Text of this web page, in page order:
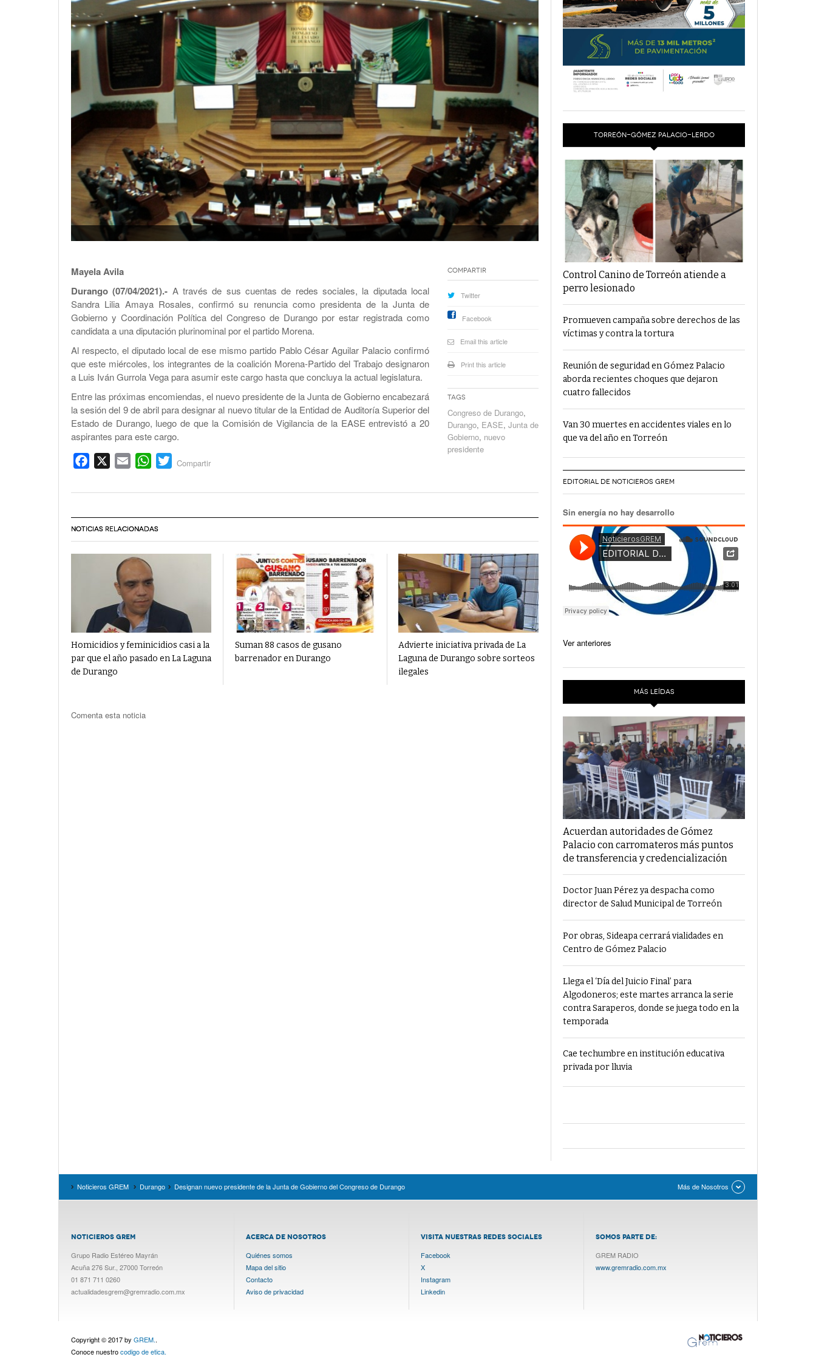
Mayela Avila
Durango (07/04/2021).- A través de sus cuentas de redes sociales, la diputada local
Sandra Lilia Amaya Rosales, confirmó su renuncia como presidenta de la Junta de
Gobierno y Coordinación Política del Congreso de Durango por estar registrada como
candidata a una diputación plurinominal por el partido Morena.
Al respecto, el diputado local de ese mismo partido Pablo César Aguilar Palacio confirmó
que este miércoles, los integrantes de la coalición Morena-Partido del Trabajo designaron
a Luis Iván Gurrola Vega para asumir este cargo hasta que concluya la actual legislatura.
Entre las próximas encomiendas, el nuevo presidente de la Junta de Gobierno encabezará
la sesión del 9 de abril para designar al nuevo titular de la Entidad de Auditoría Superior del
Estado de Durango, luego de que la Comisión de Vigilancia de la EASE entrevistó a 20
aspirantes para este cargo.
Facebook Email WhatsApp
Twitter
Compartir
Compartir
Twitter
Facebook
Email this article
Print this article
Tags
Congreso de Durango,
Durango, EASE, Junta de
Gobierno, nuevo
presidente
NOTICIAS RELACIONADAS
Homicidios y feminicidios casi a la
par que el año pasado en La Laguna
de Durango
Suman 88 casos de gusano
barrenador en Durango
Advierte iniciativa privada de La
Laguna de Durango sobre sorteos
ilegales
Comenta esta noticia
TORREÓN-GÓMEZ PALACIO-LERDO
Control Canino de Torreón atiende a
perro lesionado
Promueven campaña sobre derechos de las
víctimas y contra la tortura
Reunión de seguridad en Gómez Palacio
aborda recientes choques que dejaron
cuatro fallecidos
Van 30 muertes en accidentes viales en lo
que va del año en Torreón
EDITORIAL DE NOTICIEROS GREM
Sin energía no hay desarrollo
Ver anteriores
MÁS LEÍDAS
Acuerdan autoridades de Gómez
Palacio con carromateros más puntos
de transferencia y credencialización
Doctor Juan Pérez ya despacha como
director de Salud Municipal de Torreón
Por obras, Sideapa cerrará vialidades en
Centro de Gómez Palacio
Llega el ‘Día del Juicio Final’ para
Algodoneros; este martes arranca la serie
contra Saraperos, donde se juega todo en la
temporada
Cae techumbre en institución educativa
privada por lluvia
Noticieros GREM Durango Designan nuevo presidente de la Junta de Gobierno del Congreso de Durango Más de Nosotros
NOTICIEROS GREM
Grupo Radio Estéreo Mayrán
Acuña 276 Sur., 27000 Torreón
01 871 711 0260
actualidadesgrem@gremradio.com.mx
ACERCA DE NOSOTROS
Quiénes somos
Mapa del sitio
Contacto
Aviso de privacidad
VISITA NUESTRAS REDES SOCIALES
Facebook
X
Instagram
Linkedin
SOMOS PARTE DE:
GREM RADIO
www.gremradio.com.mx
Copyright © 2017 by GREM..
Conoce nuestrocodigo de etica.